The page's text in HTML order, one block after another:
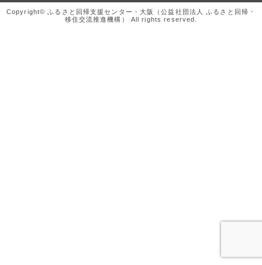
Copyright© ふるさと回帰支援センター・大阪（公益社団法人 ふるさと回帰・
移住交流推進機構） All rights reserved.